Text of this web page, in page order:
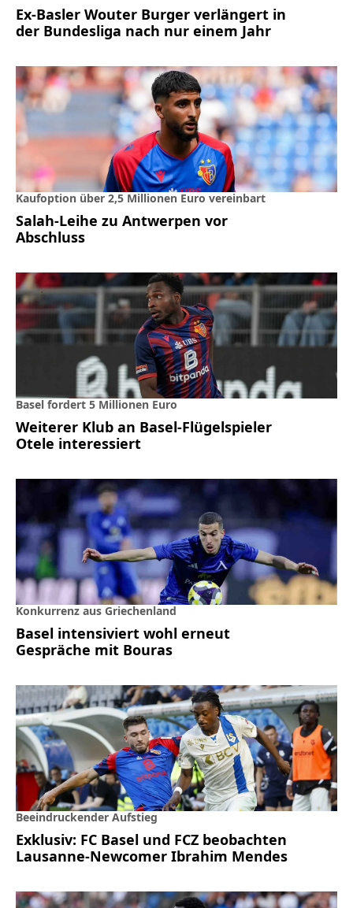
Ex-Basler Wouter Burger verlängert in
der Bundesliga nach nur einem Jahr
Kaufoption über 2,5 Millionen Euro vereinbart
Salah-Leihe zu Antwerpen vor
Abschluss
Basel fordert 5 Millionen Euro
Weiterer Klub an Basel-Flügelspieler
Otele interessiert
Konkurrenz aus Griechenland
Basel intensiviert wohl erneut
Gespräche mit Bouras
Beeindruckender Aufstieg
Exklusiv: FC Basel und FCZ beobachten
Lausanne-Newcomer Ibrahim Mendes